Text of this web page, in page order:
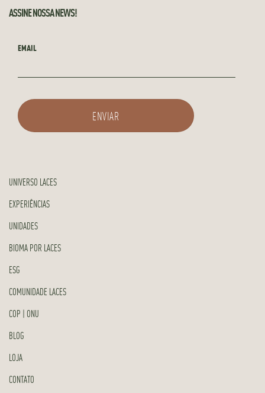
ASSINE NOSSA NEWS!
EMAIL
UNIVERSO LACES
EXPERIÊNCIAS
UNIDADES
BIOMA POR LACES
ESG
COMUNIDADE LACES
COP | ONU
BLOG
LOJA
CONTATO